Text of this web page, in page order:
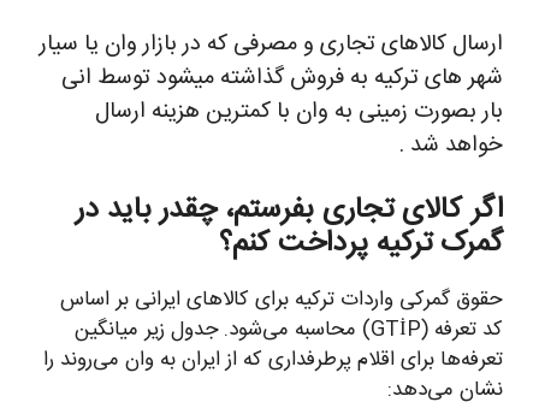
ارسال کالاهای تجاری و مصرفی که در بازار وان یا سیار
شهر های ترکیه به فروش گذاشته میشود توسط انی
بار بصورت زمینی به وان با کمترین هزینه ارسال
خواهد شد .
اگر کالای تجاری بفرستم، چقدر باید در
گمرک ترکیه پرداخت کنم؟
حقوق گمرکی واردات ترکیه برای کالاهای ایرانی بر اساس
کد تعرفه (GTİP) محاسبه می‌شود. جدول زیر میانگین
تعرفه‌ها برای اقلام پرطرفداری که از ایران به وان می‌روند را
نشان می‌دهد: